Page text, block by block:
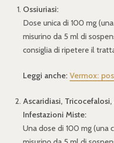
Ossiuriasi:
Dose unica di 100 mg
misurino da 5 ml di
consiglia di ripetere il
Leggi anche: Vermox:
Ascaridiasi,
Infestazioni Miste:
Una dose di 100 mg (una